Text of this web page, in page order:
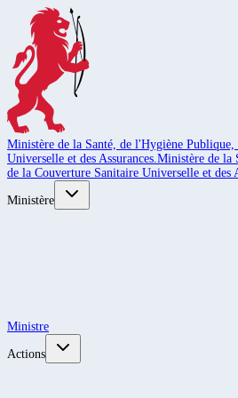
Ministère de la Santé, de l'Hygiène
Universelle et des Assurances.Ministère de la
de la Couverture Sanitaire Universelle et des
Ministère
Ministre
Actions